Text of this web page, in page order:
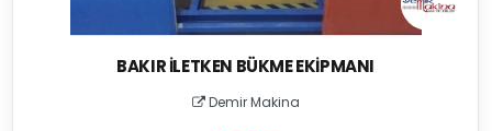
BAKIR İLETKEN BÜKME EKIPMANI
Demir Makina